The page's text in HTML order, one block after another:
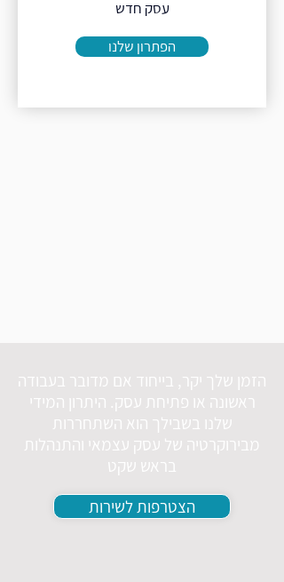
עסק חדש
הפתרון שלנו
הזמן שלך יקר, בייחוד אם מדובר בעבודה
ראשונה או פתיחת עסק. היתרון המידי
שלנו בשבילך הוא השתחררות
מבירוקרטיה של עסק עצמאי והתנהלות
בראש שקט
הצטרפות לשירות